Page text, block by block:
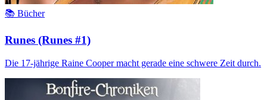
📚 Bücher
Runes (Runes #1)
Die 17-jährige Raine Cooper macht gerade eine schwere Zeit durch.